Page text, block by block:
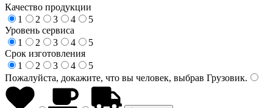
Качество продукции
1
2 3 4
5
Уровень сервиса
1
2 3 4
5
Срок изготовления
1
2 3 4
5
Пожалуйста, докажите, что вы человек, выбрав Грузовик.